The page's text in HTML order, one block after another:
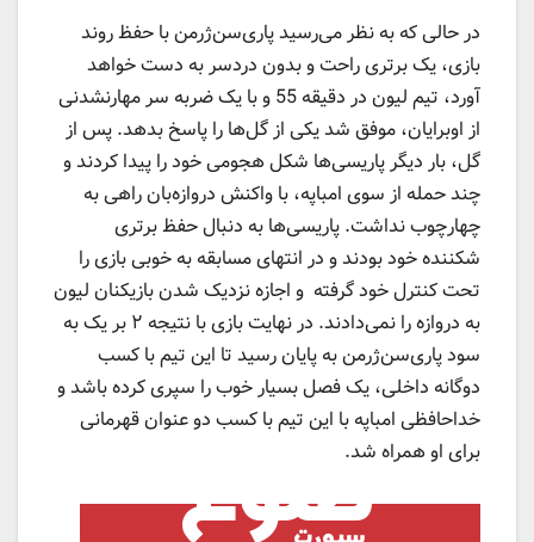
در حالی که به نظر می‌رسید پاری‌سن‌ژرمن با حفظ روند
بازی، یک برتری راحت و بدون دردسر به دست خواهد
آورد، تیم لیون در دقیقه 55 و با یک ضربه سر مهارنشدنی
از اوبرایان، موفق شد یکی از گل‌ها را پاسخ بدهد. پس از
گل، بار دیگر پاریسی‌ها شکل هجومی خود را پیدا کردند و
چند حمله از سوی امباپه، با واکنش دروازه‌بان راهی به
چهارچوب نداشت. پاریسی‌ها به دنبال حفظ برتری
شکننده خود بودند و در انتهای مسابقه به خوبی بازی را
تحت کنترل خود گرفته و اجازه نزدیک شدن بازیکنان لیون
به دروازه را نمی‌دادند. در نهایت بازی با نتیجه ۲ بر یک به
سود پاری‌سن‌ژرمن به پایان رسید تا این تیم با کسب
دوگانه داخلی، یک فصل بسیار خوب را سپری کرده باشد و
خداحافظی امباپه با این تیم با کسب دو عنوان قهرمانی
برای او همراه شد.